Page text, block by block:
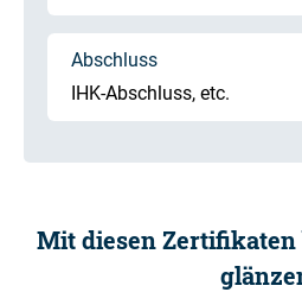
Abschluss
IHK-Abschluss, etc.
Mit diesen Zertifikaten